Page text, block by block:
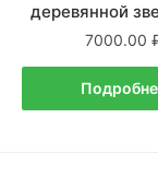
деревянной
7000.00